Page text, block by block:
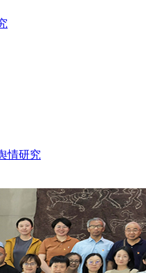
情研究